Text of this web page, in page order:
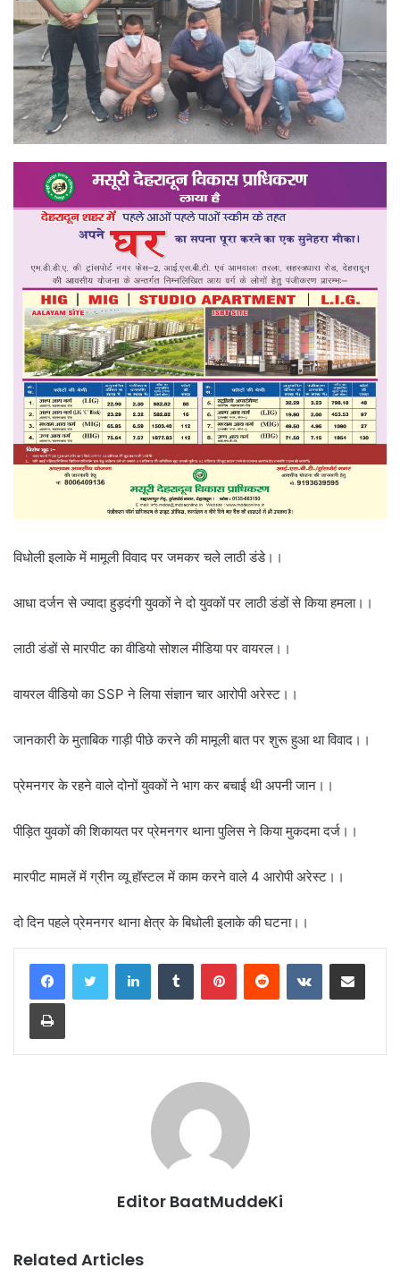
विधोली इलाके में मामूली विवाद पर जमकर चले लाठी डंडे।।
आधा दर्जन से ज्यादा हुड़दंगी युवकों ने दो युवकों पर लाठी डंडों से किया हमला।।
लाठी डंडों से मारपीट का वीडियो सोशल मीडिया पर वायरल।।
वायरल वीडियो का SSP ने लिया संज्ञान चार आरोपी अरेस्ट।।
जानकारी के मुताबिक गाड़ी पीछे करने की मामूली बात पर शुरू हुआ था विवाद।।
प्रेमनगर के रहने वाले दोनों युवकों ने भाग कर बचाई थी अपनी जान।।
पीड़ित युवकों की शिकायत पर प्रेमनगर थाना पुलिस ने किया मुकदमा दर्ज।।
मारपीट मामलें में ग्रीन व्यू हॉस्टल में काम करने वाले 4 आरोपी अरेस्ट।।
दो दिन पहले प्रेमनगर थाना क्षेत्र के बिधोली इलाके की घटना।।
LinkedInTumblr PinterestReddit VKontakteShare via Email
Print
Editor BaatMuddeKi
Related Articles